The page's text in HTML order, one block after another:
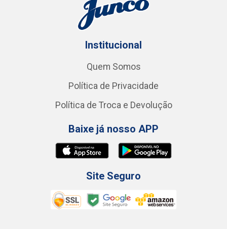
Institucional
Quem Somos
Política de Privacidade
Política de Troca e Devolução
Baixe já nosso APP
Site Seguro